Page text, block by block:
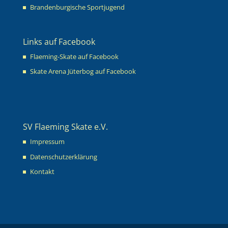
Brandenburgische Sportjugend
Links auf Facebook
Flaeming-Skate auf Facebook
Skate Arena Jüterbog auf Facebook
SV Flaeming Skate e.V.
Impressum
Datenschutzerklärung
Kontakt